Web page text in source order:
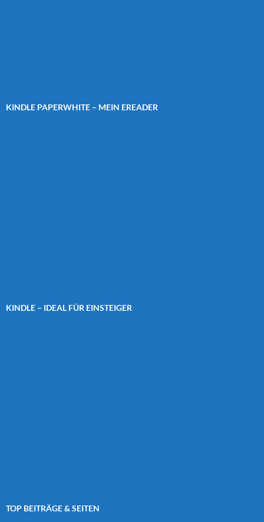
KINDLE PAPERWHITE – MEIN EREADER
KINDLE – IDEAL FÜR EINSTEIGER
TOP BEITRÄGE & SEITEN